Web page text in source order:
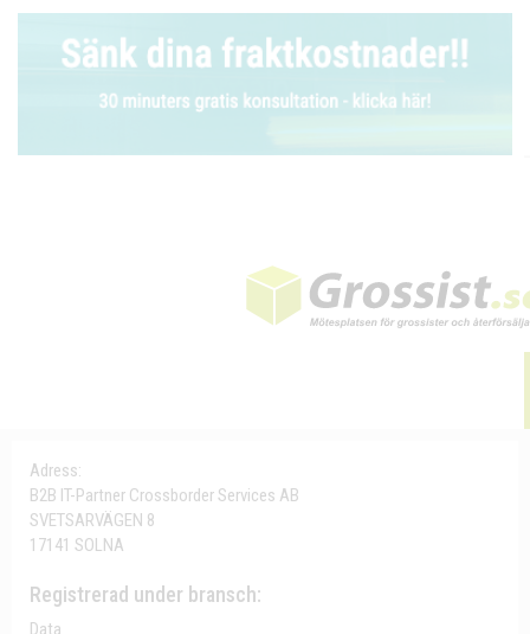
Adress:
B2B IT-Partner Crossborder Services AB
SVETSARVÄGEN 8
17141 SOLNA
Registrerad under bransch:
Data